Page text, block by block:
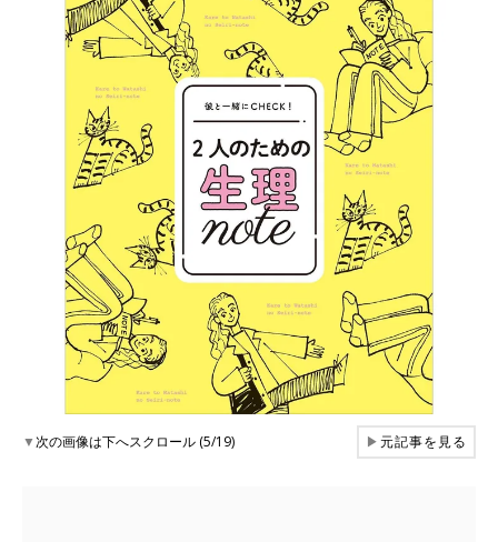
▼次の画像は下へスクロール (5/19) ▶元記事を見る